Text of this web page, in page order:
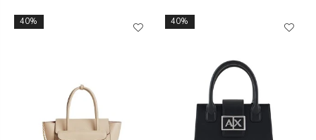
40% 40%